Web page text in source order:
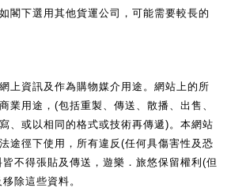
閣下選用其他貨運公司，可能需要較長的
上資訊及作為購物媒介用途。網站上的所
業用途， (包括重製、傳送、散播、出售、
、或以相同的格式或技術再傳遞) 。本網站
途徑下使用，所有違反 (任何具傷害性及恐
不得張貼及傳送，遊樂．旅悠保留權利 (但
除這些資料。